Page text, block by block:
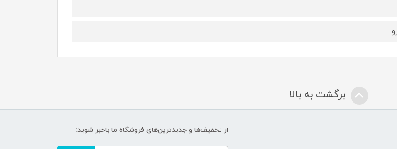
برگشت به بالا
از تخفیف‌ها و جدیدترین‌های فروشگاه ما باخبر شوید: